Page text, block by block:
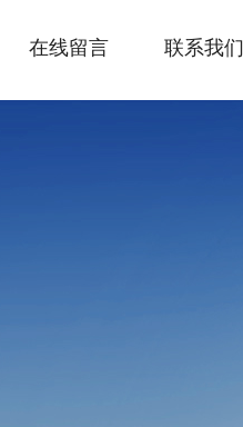
在线留言 联系我们